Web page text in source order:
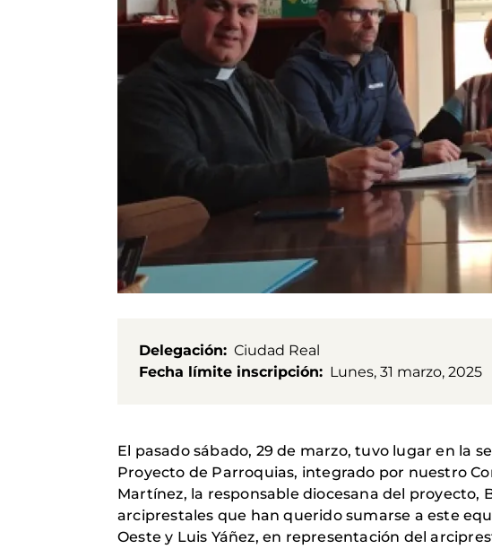
Delegación
Ciudad Real
Fecha límite inscripción
Lunes, 31 marzo, 2025
El pasado sábado, 29 de marzo, tuvo lugar en la
Proyecto de Parroquias, integrado por nuestro
Martínez, la responsable diocesana del proyecto,
arciprestales que han querido sumarse a este
Oeste y Luis Yáñez, en representación del